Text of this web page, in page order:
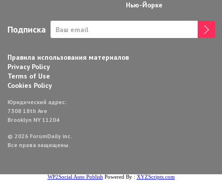
Нью-Йорке
Подписка
Правила использования материалов
Privacy Policy
Terms of Use
Cookies Policy
Юридический адрес:
7308 18th Ave
Brooklyn NY 11204
© 2026 ForumDaily inc.
Все права защищены.
WP2Social Auto Publish Powered By : XYZScripts.com